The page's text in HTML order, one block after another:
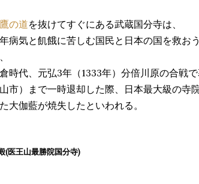
の道を抜けてすぐにある武蔵国分寺は、
病気と飢餓に苦しむ国民と日本の国を救お
時代、元弘3年（1333年）分倍川原の合戦
市）まで一時退却した際、日本最大級の寺
大伽藍が焼失したといわれる。
(医王山最勝院国分寺)